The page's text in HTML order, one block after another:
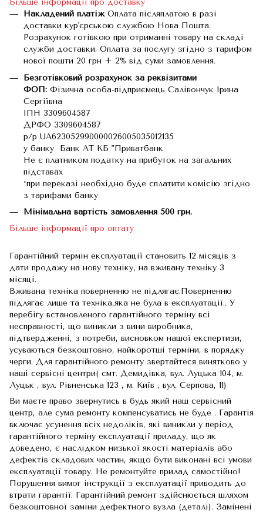
Більше інформації про доставку
Накладений платіжОплата післяплатою в разі
доставки кур'єрською службою Нова Пошта.
Розрахунок готівкою при отриманні товару на складі
служби доставки. Оплата за послугу згідно з тарифом
нової пошти 20 грн + 2% від суми замовлення.
Безготівковий розрахунок за реквізитами
ФОП: Фізична особа-підприємець Салівончук Ірина
Сергіївна
ІПН 3309604587
ДРФО 3309604587
р/р UA623052990000026005035012135
у банку Банк АТ КБ "Приватбанк
Не є платником податку на прибуток на загальних
підставах
*при переказі необхідно буде сплатити комісію згідно
з тарифами банку
Мінімальна вартість замовлення 500 грн.
Більше інформації про оптату
Гарантійний термін експлуатації становить 12 місяців з
дати продажу на нову техніку, на вживану техніку 3
місяці.
Вживана техніка поверненню не підлягає.Поверненню
підлягає лише та техніка,яка не була в експлуатації.. У
перебігу встановленого гарантійного терміну всі
несправності, що виникли з вини виробника,
підтвердженні, з потреби, висновком нашої експертизи,
усуваються безкоштовно, найкоротші терміни, в порядку
черги. Для гарантійного ремонту звертайтеся винятково у
наші сервісні центри( смт. Демидівка, вул. Луцька 104, м.
Луцьк , вул. Рівненська 123 , м. Київ , вул. Серпова, 11)
Ви маєте право звернутись в будь який наш сервісний
центр, але сума ремонту компенсуватись не буде . Гарантія
включає усунення всіх недоліків, які виникли у період
гарантійного терміну експлуатації приладу, що як
доведено, є наслідком низької якості матеріалів або
дефектів складових частин, якщо бути виконані всі умови
експлуатації товару. Не ремонтуйте прилад самостійно!
Порушення вимог інструкції з експлуатації приводить до
втрати гарантії. Гарантійний ремонт здійснюється шляхом
безкоштовної заміни дефектного вузла (деталі). Замінені